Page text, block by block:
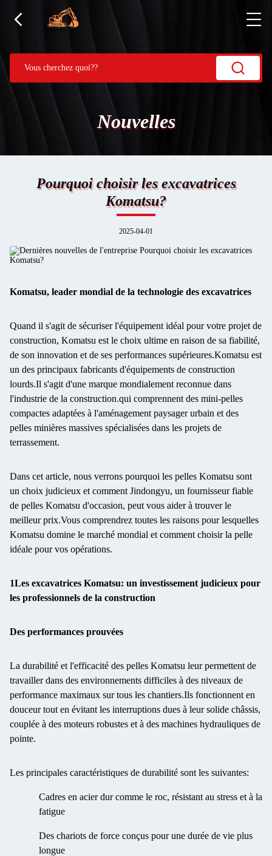
Nouvelles
Pourquoi choisir les excavatrices
Komatsu?
2025-04-01
Komatsu, leader mondial de la technologie des excavatrices
Quand il s'agit de sécuriser l'équipement idéal pour votre projet de
construction, Komatsu est le choix ultime en raison de sa fiabilité,
de son innovation et de ses performances supérieures.Komatsu est
un des principaux fabricants d'équipements de construction
lourds.Il s'agit d'une marque mondialement reconnue dans
l'industrie de la construction.qui comprennent des mini-pelles
compactes adaptées à l'aménagement paysager urbain et des
pelles minières massives spécialisées dans les projets de
terrassement.
Dans cet article, nous verrons pourquoi les pelles Komatsu sont
un choix judicieux et comment Jindongyu, un fournisseur fiable
de pelles Komatsu d'occasion, peut vous aider à trouver le
meilleur prix.Vous comprendrez toutes les raisons pour lesquelles
Komatsu domine le marché mondial et comment choisir la pelle
idéale pour vos opérations.
1Les excavatrices Komatsu: un investissement judicieux pour
les professionnels de la construction
Des performances prouvées
La durabilité et l'efficacité des pelles Komatsu leur permettent de
travailler dans des environnements difficiles à des niveaux de
performance maximaux sur tous les chantiers.Ils fonctionnent en
douceur tout en évitant les interruptions dues à leur solide châssis,
couplée à des moteurs robustes et à des machines hydrauliques de
pointe.
Les principales caractéristiques de durabilité sont les suivantes:
Cadres en acier dur comme le roc, résistant au stress et à la
fatigue
Des chariots de force conçus pour une durée de vie plus
longue